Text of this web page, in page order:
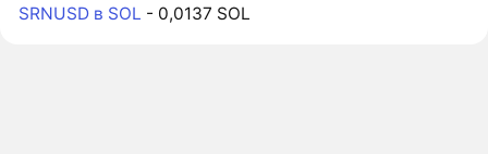
SRNUSD в SOL - 0,0137 SOL